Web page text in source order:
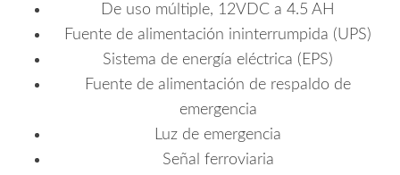
De uso múltiple, 12VDC a 4.5 AH
Fuente de alimentación ininterrumpida (UPS)
Sistema de energía eléctrica (EPS)
Fuente de alimentación de respaldo de
emergencia
Luz de emergencia
Señal ferroviaria